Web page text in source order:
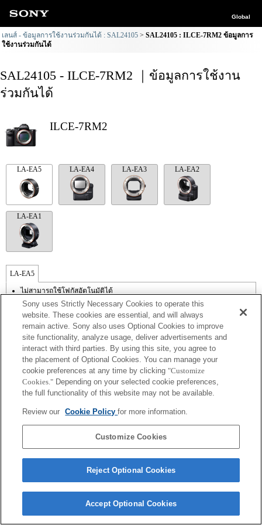
Global
เลนส์ - ข้อมูลการใช้งานร่วมกันได้ : SAL24105
SAL24105 : ILCE-7RM2 ข้อมูลการ
ใช้งานร่วมกันได้
SAL24105 - ILCE-7RM2 ｜ข้อมูลการใช้งาน
ร่วมกันได้
ILCE-7RM2
LA-EA5 LA-EA4 LA-EA3 LA-EA2
LA-EA1
LA-EA5
ไม่สามารถใช้โฟกัสอัตโนมัติได้
มีใช้งานพร้อมอะแดปเตอร์เมาส์
เสียงการทำงานของไดอะเฟรมจะถูกบันทึกด้วยไมโครโฟนภายใน
นอกเหนือจากโหมด A (กำหนดค่าช่องรับแสง), S (กำหนดความเร็วชัตเตอร์),
และ M (แมนนวล) แล้ว คุณไม่สามารถปรับช่องรับแสงในระหว่างการบันทึกภาพ
เคลื่อนไหวได้
ฟังก์ชัน [Lens Comp] (การชดเชยเลนส์) ไม่ทำงาน
ถ้าคุณติดตั้ง [เลนส์ A-mount] โดยใช้อะแดปเตอร์เมาส์, ฟังก์ชัน assist MF จะไม่
ทำงานโดยอัตโนมัติเมื่อคุณหมุนวงแหวนปรับโฟกัส คุณสามารถขยายภาพด้วย
การเลือกฟังก์ชัน [การขยายโฟกัส] หรือ [assist MF] ให้กับปุ่มใด ๆ ใน "การตั้งค่า
ปุ่มแบบกำหนดเอง"
Sony uses Strictly Necessary Cookies to operate this
website. These cookies are essential, and will always
remain active. Sony also uses Optional Cookies to improve
site functionality, analyze usage, deliver advertisements and
interact with third parties. By using this site, you agree to
the placement of Optional Cookies. You can manage your
cookie preferences at any time by clicking "Customize
Cookies." Depending on your selected cookie preferences,
the full functionality of this website may not be available.
Review our Cookie Policyfor more information.
Customize Cookies
Reject Optional Cookies
Accept Optional Cookies